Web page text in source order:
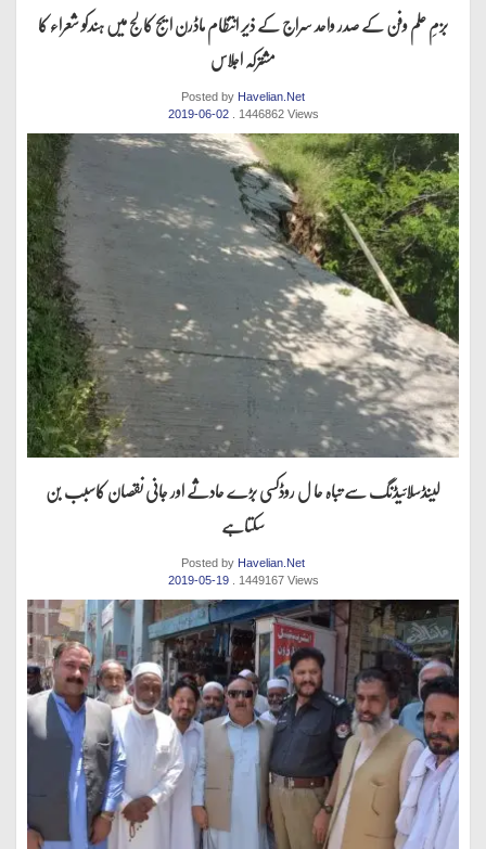
بزمِ علم وفن کے صدر واحد سراج کے ذیر انتظام ماڈرن ایج کالج میں ہندکو شعراء کا
مشترکہ اجلاس
Posted by Havelian.Net
2019-06-02 . 1446862 Views
لینڈسلائیڈنگ سے تباہ حا ل روڈکسی بڑے حادثے اور جانی نقصان کاسبب بن
سکتاہے
Posted by Havelian.Net
2019-05-19
. 1449167 Views